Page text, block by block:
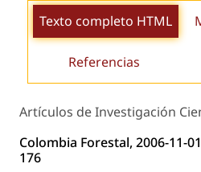
Texto completo HTML
Referencias
Artículos de Investigación
Colombia Forestal, 2006-11-
176